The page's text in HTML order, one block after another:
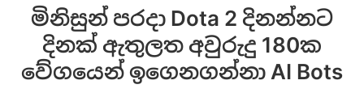
මිනිසුන් පරදා Dota 2 දිනන්නට
දිනක් ඇතුලත අවුරුදු 180ක
වේගයෙන් ඉගෙනගන්නා AI Bots